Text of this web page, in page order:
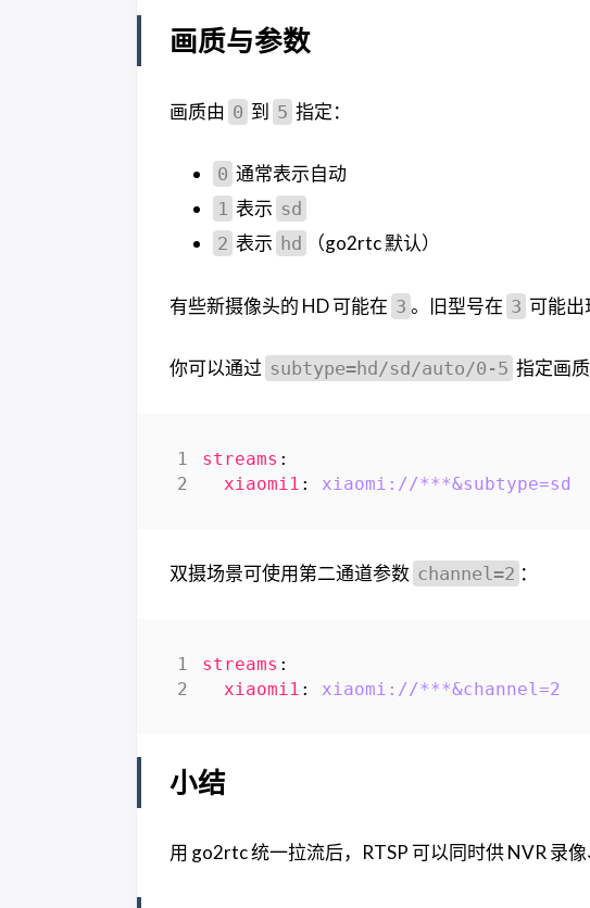
画质与参数
画质由 0 到 5 指定：
0 通常表示自动
1 表示 sd
2 表示 hd （go2rtc 默认）
有些新摄像头的 HD 可能在 3 。旧型号在 3 可能出
你可以通过 subtype=hd/sd/auto/0-5 指定画质
streams :
xiaomi1 : xiaomi://***&subtype=sd
双摄场景可使用第二通道参数 channel=2 ：
streams :
xiaomi1 : xiaomi://***&channel=2
小结
用 go2rtc 统一拉流后，RTSP 可以同时供 NVR 录